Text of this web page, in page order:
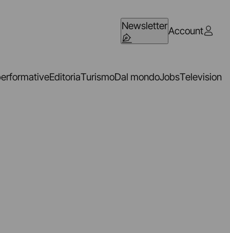
NewsletterAccount
EditoriaTurismoDal mondoJobsTelevision